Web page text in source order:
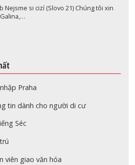
Nejsme si cizí (Slovo 21) Chúng tôi xin
Praha
tin dành cho người di cư
Séc
viên giao văn hóa